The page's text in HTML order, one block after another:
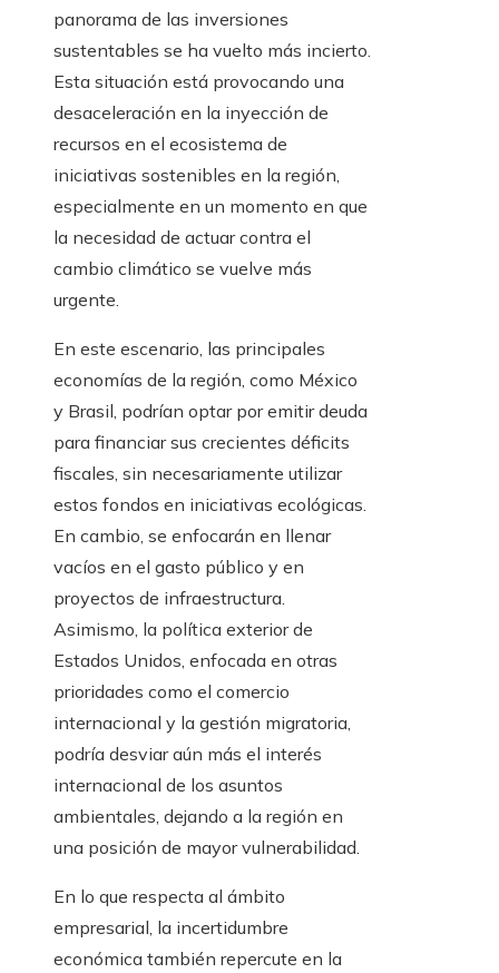
panorama de las inversiones
sustentables se ha vuelto más incierto.
Esta situación está provocando una
desaceleración en la inyección de
recursos en el ecosistema de
iniciativas sostenibles en la región,
especialmente en un momento en que
la necesidad de actuar contra el
cambio climático se vuelve más
urgente.
En este escenario, las principales
economías de la región, como México
y Brasil, podrían optar por emitir deuda
para financiar sus crecientes déficits
fiscales, sin necesariamente utilizar
estos fondos en iniciativas ecológicas.
En cambio, se enfocarán en llenar
vacíos en el gasto público y en
proyectos de infraestructura.
Asimismo, la política exterior de
Estados Unidos, enfocada en otras
prioridades como el comercio
internacional y la gestión migratoria,
podría desviar aún más el interés
internacional de los asuntos
ambientales, dejando a la región en
una posición de mayor vulnerabilidad.
En lo que respecta al ámbito
empresarial, la incertidumbre
económica también repercute en la